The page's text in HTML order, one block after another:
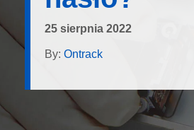
25 sierpnia 2022
By: Ontrack